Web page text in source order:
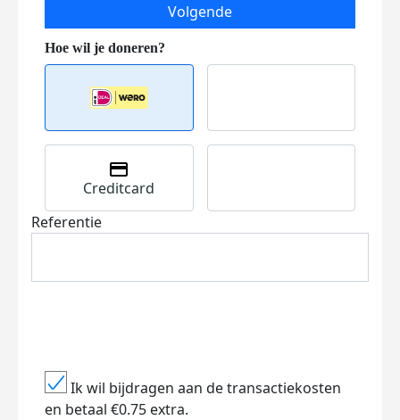
Volgende
Creditcard
Referentie
Ik wil bijdragen aan de transactiekosten
en betaal €0.75 extra.